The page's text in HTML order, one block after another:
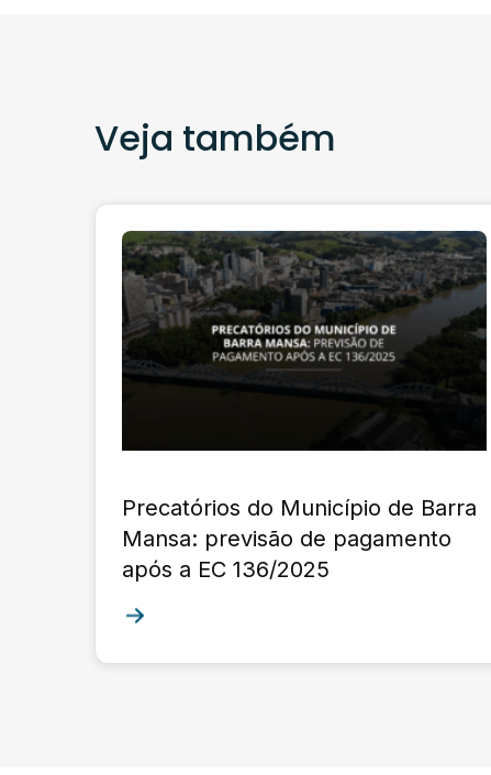
Veja também
Precatórios do Município de Barra
Mansa: previsão de pagamento
após a EC 136/2025